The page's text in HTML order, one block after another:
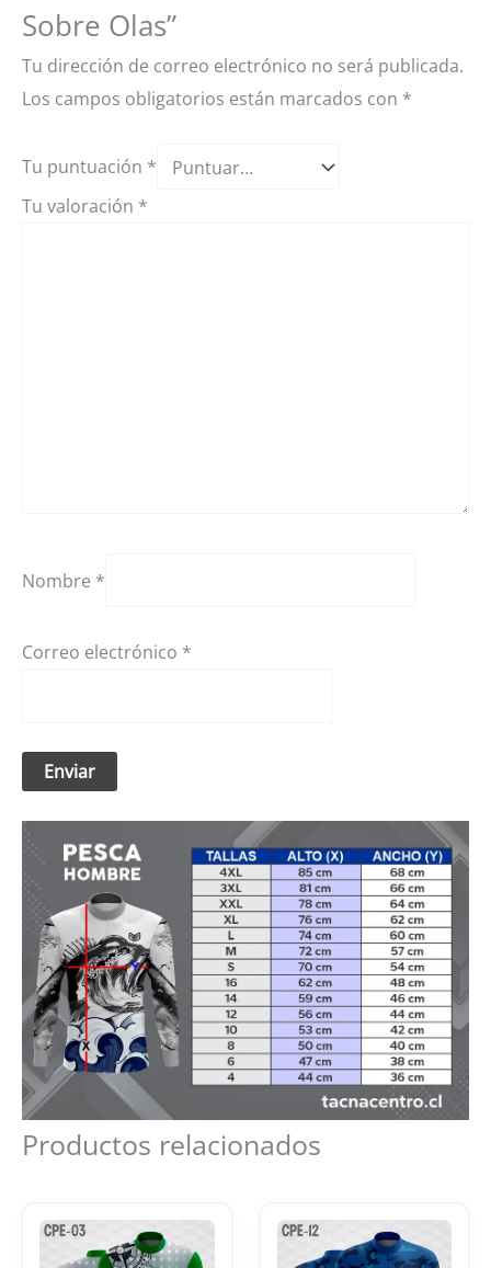
Sobre Olas”
Tu dirección de correo electrónico no será publicada.
Los campos obligatorios están marcados con *
Tu puntuación *
Tu valoración *
Nombre *
Correo electrónico *
Productos relacionados